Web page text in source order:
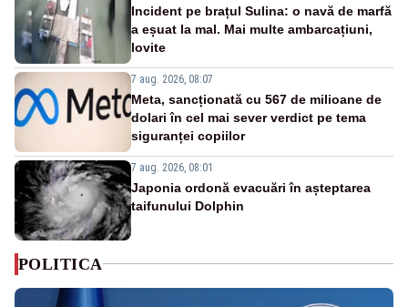
Incident pe brațul Sulina: o navă de marfă
a eșuat la mal. Mai multe ambarcațiuni,
lovite
7 aug. 2026, 08:07
Meta, sancționată cu 567 de milioane de
dolari în cel mai sever verdict pe tema
siguranței copiilor
7 aug. 2026, 08:01
Japonia ordonă evacuări în așteptarea
taifunului Dolphin
POLITICA